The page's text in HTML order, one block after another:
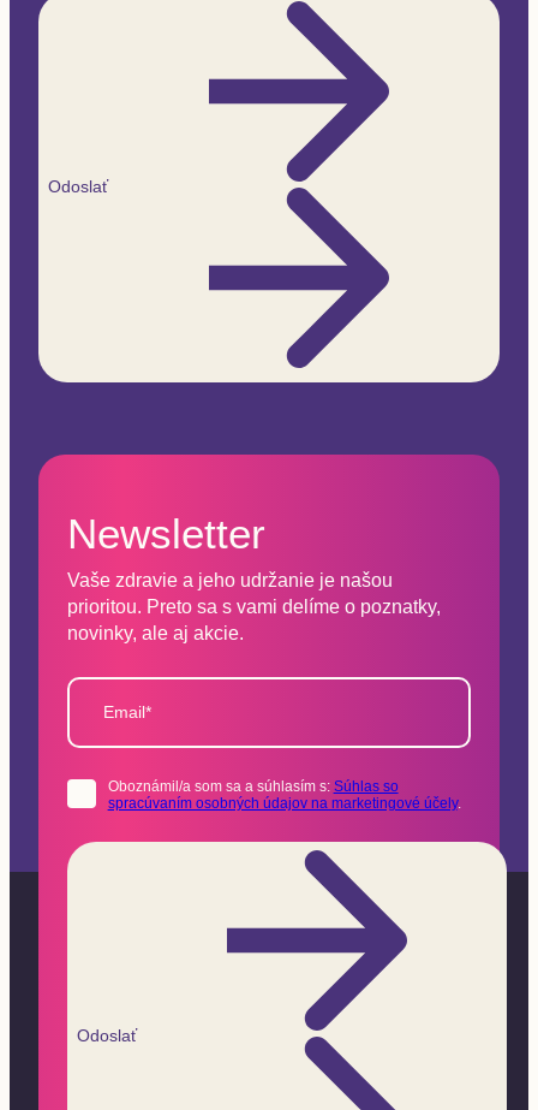
Odoslať
Newsletter
Vaše zdravie a jeho udržanie je našou
prioritou. Preto sa s vami delíme o poznatky,
novinky, ale aj akcie.
Email*
Oboznámil/a som sa a súhlasím s: Súhlas so
spracúvaním osobných údajov na marketingové účely.
Odoslať